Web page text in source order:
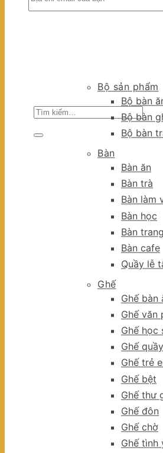
Bộ sản phẩm
Bộ bàn
Bộ bàn
Bộ bàn
Bàn
Bàn ăn
Bàn trà
Bàn làm
Bàn học
Bàn
Bàn cafe
Quầy lễ
Ghế
Ghế bàn
Ghế văn
Ghế học
Ghế
Ghế trẻ
Ghế bệt
Ghế thư
Ghế đôn
Ghế chờ
Ghế tình
Tìm